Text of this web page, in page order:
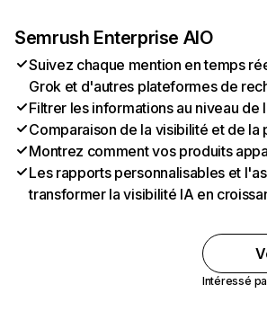
Semrush Enterprise AIO
Suivez chaque mention en temps
Grok et d'autres plateformes de
Filtrer les informations au niveau
Comparaison de la visibilité et de
Montrez comment vos produits
Les rapports personnalisables et
transformer la visibilité IA en
Intéressé